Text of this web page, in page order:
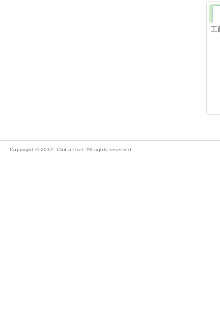
工
Copyright © 2012- Chiba Pref. All rights reserved.